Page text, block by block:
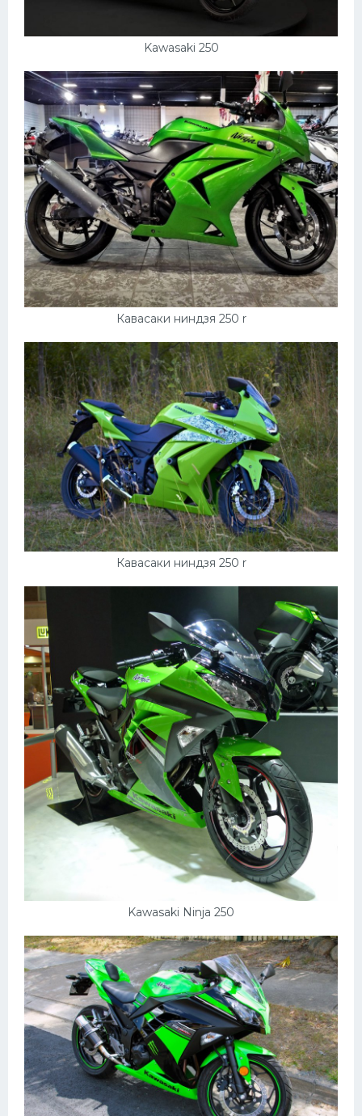
Kawasaki 250
Кавасаки ниндзя 250 r
Кавасаки ниндзя 250 r
Kawasaki Ninja 250